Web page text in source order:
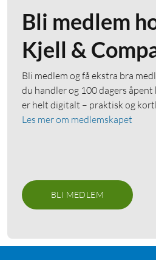
Bli medlem
Kjell &
Bli medlem og få ekstra bra
du handler og 100 dagers
er helt digitalt – praktisk og
Les mer om medlemskapet
BLI MEDLEM